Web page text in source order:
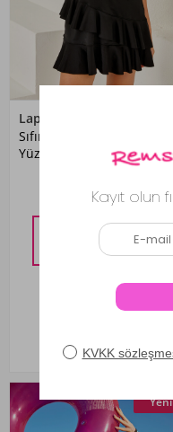
Lapieno
Sıfır Kol Elbise Mayo
Yüzücü Etekli Mayo 3267
1.999,00 TL
SEPETTE %10 İNDIRIM
1.799,10 TL
Yeni